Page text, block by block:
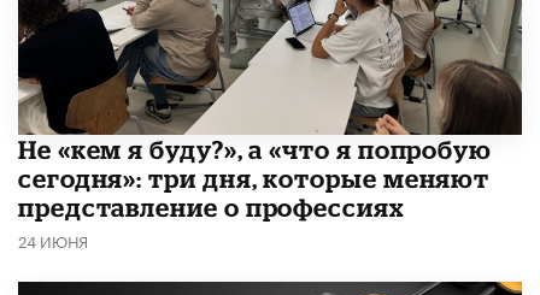
Не «кем я буду?», а «что я попробую
сегодня»: три дня, которые меняют
представление о профессиях
24 ИЮНЯ